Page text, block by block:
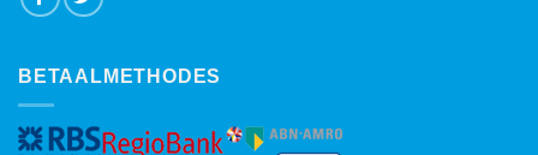
BETAALMETHODES